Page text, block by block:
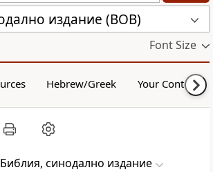
издание (BOB)
Font Size
Hebrew/Greek Your Content
Библия, синодално издание